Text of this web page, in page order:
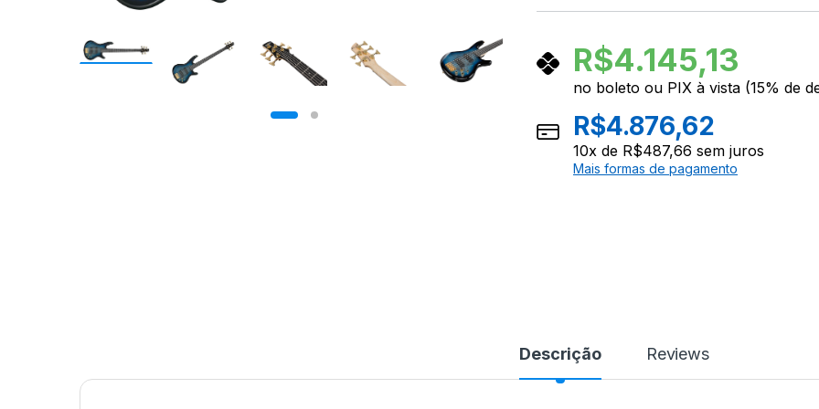
R$4.145,13
no boleto ou PIX à vista (15% de
R$4.876,62
10x de R$487,66 sem juros
Mais formas de pagamento
Descrição Reviews